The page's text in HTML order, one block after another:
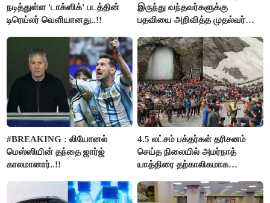
நடித்துள்ள 'டாக்‌ஸிக்' படத்தின்
டிரெய்லர் வெளியானது..!!
இருந்து வந்தவர்களுக்கு
பதவியை அறிவித்த முதல்வர்
#BREAKING : லியோனல்
மெஸ்ஸியின் தந்தை ஜார்ஜ்
காலமானார்..!!
4.5 லட்சம் பக்தர்கள் தரிசனம்
செய்த நிலையில் அமர்நாத்
யாத்திரை தற்காலிகமாக